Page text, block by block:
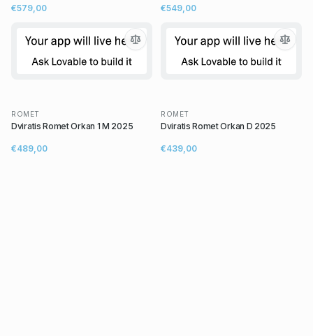
€579,00 €549,00
ROMET
Dviratis Romet Orkan 1 M 2025
€489,00
ROMET
Dviratis Romet Orkan D 2025
€439,00